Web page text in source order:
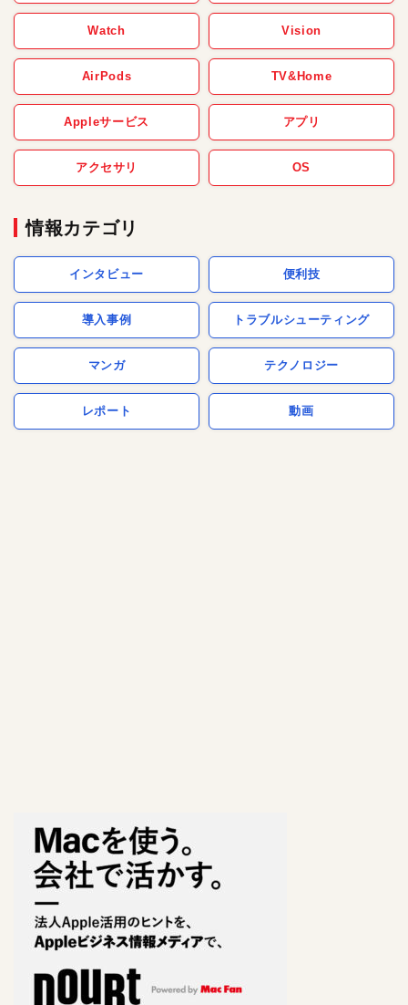
Watch Vision
AirPods TV&Home
Appleサービス アプリ
アクセサリ OS
情報カテゴリ
インタビュー 便利技
導入事例 トラブルシューティング
マンガ テクノロジー
レポート 動画